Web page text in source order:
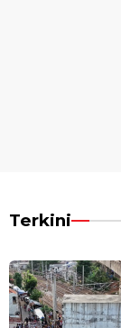
Terkini